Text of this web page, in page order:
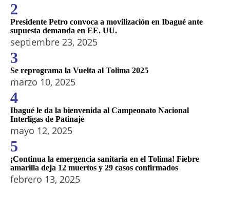
2
Presidente Petro convoca a movilización en Ibagué ante
supuesta demanda en EE. UU.
septiembre 23, 2025
3
Se reprograma la Vuelta al Tolima 2025
marzo 10, 2025
4
Ibagué le da la bienvenida al Campeonato Nacional
Interligas de Patinaje
mayo 12, 2025
5
¡Continua la emergencia sanitaria en el Tolima! Fiebre
amarilla deja 12 muertos y 29 casos confirmados
febrero 13, 2025